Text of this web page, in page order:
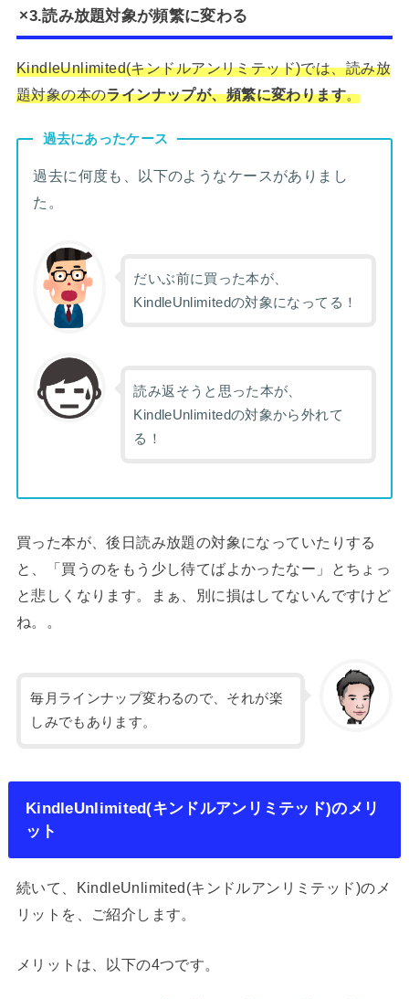
×3.読み放題対象が頻繁に変わる
KindleUnlimited(キンドルアンリミテッド)では、読み放
題対象の本のラインナップが、頻繁に変わります。
過去にあったケース
過去に何度も、以下のようなケースがありまし
た。
だいぶ前に買った本が、
KindleUnlimitedの対象になってる！
読み返そうと思った本が、
KindleUnlimitedの対象から外れて
る！
買った本が、後日読み放題の対象になっていたりする
と、「買うのをもう少し待てばよかったなー」とちょっ
と悲しくなります。まぁ、別に損はしてないんですけど
ね。。
毎月ラインナップ変わるので、それが楽
しみでもあります。
KindleUnlimited(キンドルアンリミテッド)のメリ
ット
続いて、KindleUnlimited(キンドルアンリミテッド)のメ
リットを、ご紹介します。
メリットは、以下の4つです。